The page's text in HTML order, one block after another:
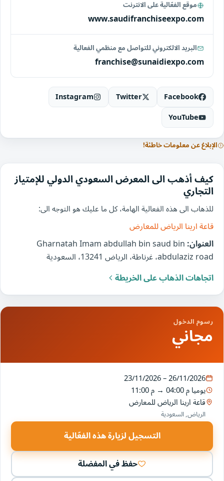
موقع الفعّالية على الانترنت
www.saudifranchiseexpo.com
البريد الالكتروني للتواصل مع منظمي الفعالية
franchise@sunaidiexpo.com
Facebook
Twitter
Instagram
YouTube
الإبلاغ عن معلومات خاطئة!
كيف أذهب الى المعرض السعودي الدولي للإمتياز
التجاري
للذهاب الى هذه الفعالية الهامة، كل ما عليك هو التوجه الى:
قاعة ارينا الرياض للمعارض
العنوان:Gharnatah Imam abdullah bin saud bin
abdulaziz road، غرناطة، الرياض 13241، السعودية
اتجاهات الذهاب على الخريطة
رسوم الدخول
مجاني
23/11/2026 – 26/11/2026
يوميا04:00 م →11:00 م
قاعة ارينا الرياض للمعارض
الرياض, السعودية
التسجيل لزيارة هذه الفعّالية
حفظ في المفضلة